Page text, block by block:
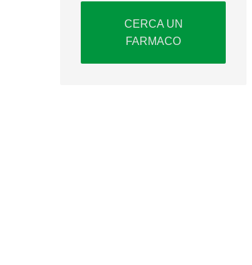
CERCA UN
FARMACO